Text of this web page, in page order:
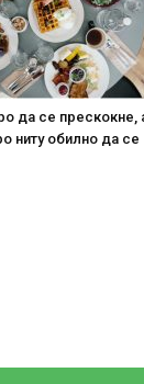
да се прескокне,
ниту обилно да се